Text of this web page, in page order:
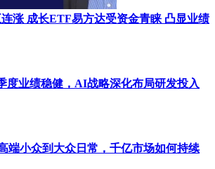
连涨 成长ETF易方达受资金青睐 凸显业绩
度业绩稳健，AI战略深化布局研发投入
端小众到大众日常，千亿市场如何持续